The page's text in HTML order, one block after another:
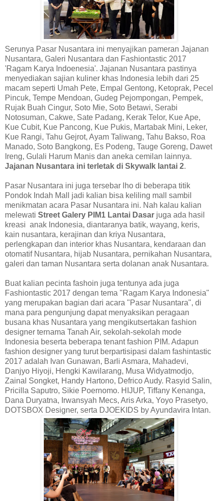
Serunya Pasar Nusantara ini menyajikan pameran Jajanan
Nusantara, Galeri Nusantara dan Fashiontastic 2017
'Ragam Karya Indoenesia'. Jajanan Nusantara pastinya
menyediakan sajian kuliner khas Indonesia lebih dari 25
macam seperti Umah Pete, Empal Gentong, Ketoprak, Pecel
Pincuk, Tempe Mendoan, Gudeg Pejompongan, Pempek,
Rujak Buah Cingur, Soto Mie, Soto Betawi, Serabi
Notosuman, Cakwe, Sate Padang, Kerak Telor, Kue Ape,
Kue Cubit, Kue Pancong, Kue Pukis, Martabak Mini, Leker,
Kue Rangi, Tahu Gejrot, Ayam Taliwang, Tahu Bakso, Roa
Manado, Soto Bangkong, Es Podeng, Tauge Goreng, Dawet
Ireng, Gulali Harum Manis dan aneka cemilan lainnya.
Jajanan Nusantara ini terletak di Skywalk lantai 2.
Pasar Nusantara ini juga tersebar lho di beberapa titik
Pondok Indah Mall jadi kalian bisa keliling mall sambil
menikmatan acara Pasar Nusantara ini. Nah kalau kalian
melewati Street Galery PIM1 Lantai Dasar juga ada hasil
kreasi anak Indonesia, diantaranya batik, wayang, keris,
kain nusantara, kerajinan dan kriya Nusantara,
perlengkapan dan interior khas Nusantara, kendaraan dan
otomatif Nusantara, hijab Nusantara, pernikahan Nusantara,
galeri dan taman Nusantara serta dolanan anak Nusantara.
Buat kalian pecinta fashoin juga tentunya ada juga
Fashiontastic 2017 dengan tema "Ragam Karya Indonesia"
yang merupakan bagian dari acara "Pasar Nusantara", di
mana para pengunjung dapat menyaksikan peragaan
busana khas Nusantara yang mengikutsertakan fashion
designer ternama Tanah Air, sekolah-sekolah mode
Indonesia beserta beberapa tenant fashion PIM. Adapun
fashion designer yang turut berpartisipasi dalam fashintastic
2017 adalah Ivan Gunawan, Barli Asmara, Mahadevi,
Danjyo Hiyoji, Hengki Kawilarang, Musa Widyatmodjo,
Zainal Songket, Handy Hartono, Defrico Audy. Rasyid Salin,
Pricilla Saputro, Sikie Poernomo. HIJUP, Tiffany Kenanga,
Dana Duryatna, Irwansyah Mecs, Aris Arka, Yoyo Prasetyo,
DOTSBOX Designer, serta DJOEKIDS by Ayundavira Intan.